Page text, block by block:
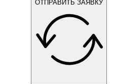
ОТПРАВИТЬ ЗАЯВКУ